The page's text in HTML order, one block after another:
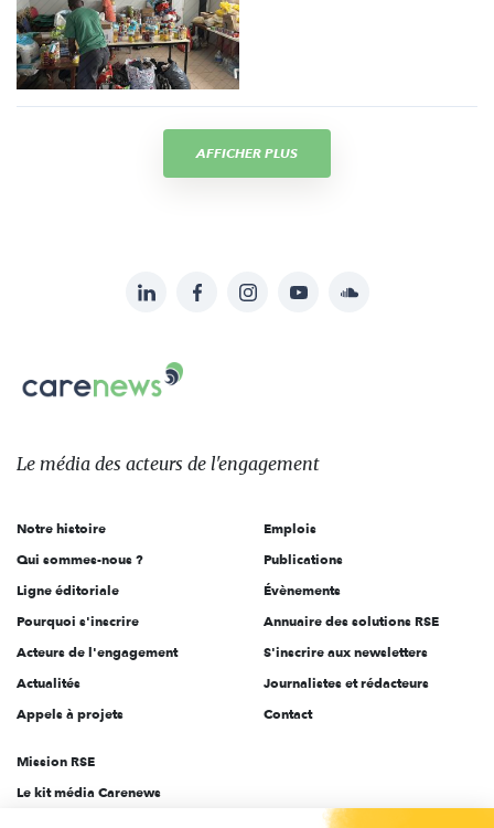
AFFICHER PLUS
sur:
LinkedInFacebookInstagramYouTubeSoundcloud
Carenews,
Le
des
l'engagement
Le média des acteurs de l'engagement
Notre histoire
Qui sommes-nous ?
Ligne éditoriale
Pourquoi s'inscrire
Acteurs de l'engagement
Actualités
Appels à projets
Emplois
Publications
Évènements
Annuaire des solutions RSE
S'inscrire aux newsletters
Journalistes et rédacteurs
Contact
Mission RSE
Le kit média Carenews